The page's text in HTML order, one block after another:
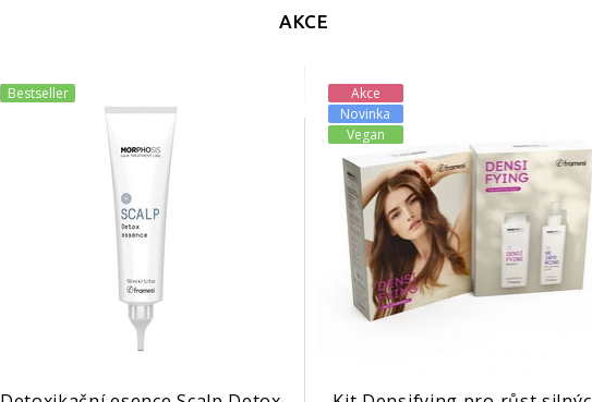
AKCE
Bestseller
Akce
Novinka
Vegan